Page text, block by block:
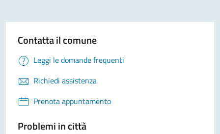
Contatta il comune
Leggi le domande frequenti
Richiedi assistenza
Prenota appuntamento
Problemi in città